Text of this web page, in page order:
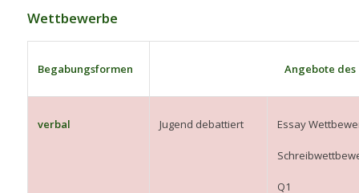
Wettbewerbe
Begabungsformen Angebote des
verbal Jugend debattiert Essay
Q1